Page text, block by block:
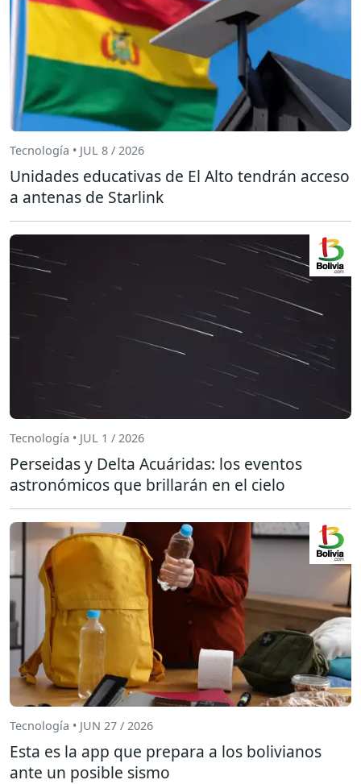
Tecnología • JUL 8 / 2026
Unidades educativas de El Alto tendrán acceso
a antenas de Starlink
Tecnología • JUL 1 / 2026
Perseidas y Delta Acuáridas: los eventos
astronómicos que brillarán en el cielo
Tecnología • JUN 27 / 2026
Esta es la app que prepara a los bolivianos
ante un posible sismo